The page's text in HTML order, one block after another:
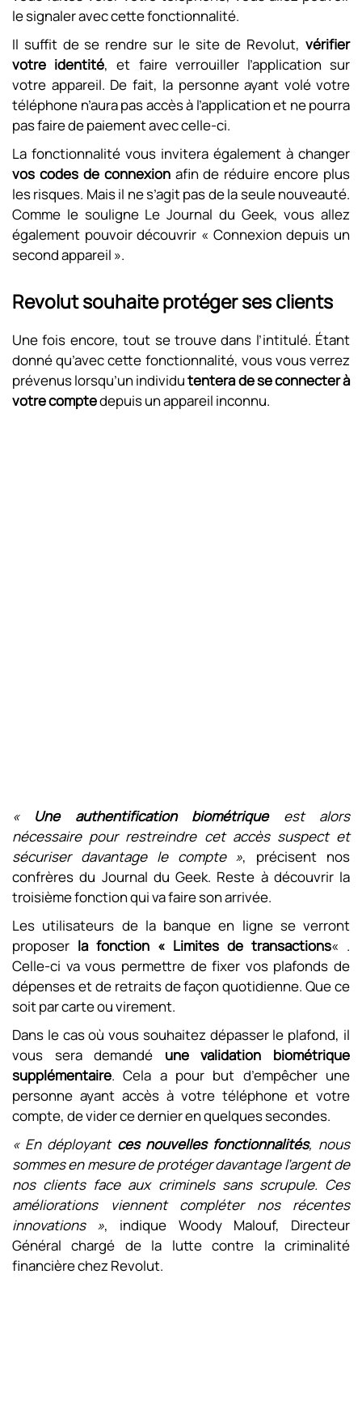
le signaler avec cette fonctionnalité.
Il suffit de se rendre sur le site de Revolut, vérifier
votre identité, et faire verrouiller l’application sur
votre appareil. De fait, la personne ayant volé votre
téléphone n’aura pas accès à l’application et ne pourra
pas faire de paiement avec celle-ci.
La fonctionnalité vous invitera également à changer
vos codes de connexionafin de réduire encore plus
les risques. Mais il ne s’agit pas de la seule nouveauté.
Comme le souligne Le Journal du Geek, vous allez
également pouvoir découvrir « Connexion depuis un
second appareil ».
Revolut souhaite protéger ses clients
Une fois encore, tout se trouve dans l’intitulé. Étant
donné qu’avec cette fonctionnalité, vous vous verrez
prévenus lorsqu’un individutentera de se connecter à
votre comptedepuis un appareil inconnu.
« Une authentification biométriqueest alors
nécessaire pour restreindre cet accès suspect et
sécuriser davantage le compte », précisent nos
confrères du Journal du Geek. Reste à découvrir la
troisième fonction qui va faire son arrivée.
Les utilisateurs de la banque en ligne se verront
proposer la fonction « Limites de transactions« .
Celle-ci va vous permettre de fixer vos plafonds de
dépenses et de retraits de façon quotidienne. Que ce
soit par carte ou virement.
Dans le cas où vous souhaitez dépasser le plafond, il
vous sera demandé une validation biométrique
supplémentaire. Cela a pour but d’empêcher une
personne ayant accès à votre téléphone et votre
compte, de vider ce dernier en quelques secondes.
« En déployant ces nouvelles fonctionnalités, nous
sommes en mesure de protéger davantage l’argent de
nos clients face aux criminels sans scrupule. Ces
améliorations viennent compléter nos récentes
innovations », indique Woody Malouf, Directeur
Général chargé de la lutte contre la criminalité
financière chez Revolut.